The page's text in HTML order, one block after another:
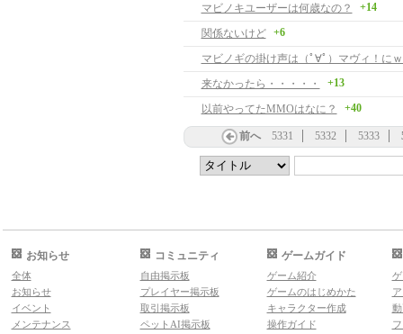
マビノキユーザーは何歳なの？
+14
関係ないけど +6
来なかったら・・・・・ +13
以前やってたMMOはなに？ +40
前へ 5331 5332 5333
お知らせ
全体
お知らせ
イベント
メンテナンス
コミュニティ
自由掲示板
プレイヤー掲示板
取引掲示板
ペットAI掲示板
ゲームガイド
ゲーム紹介
ゲームのはじめかた
キャラクター作成
操作ガイド